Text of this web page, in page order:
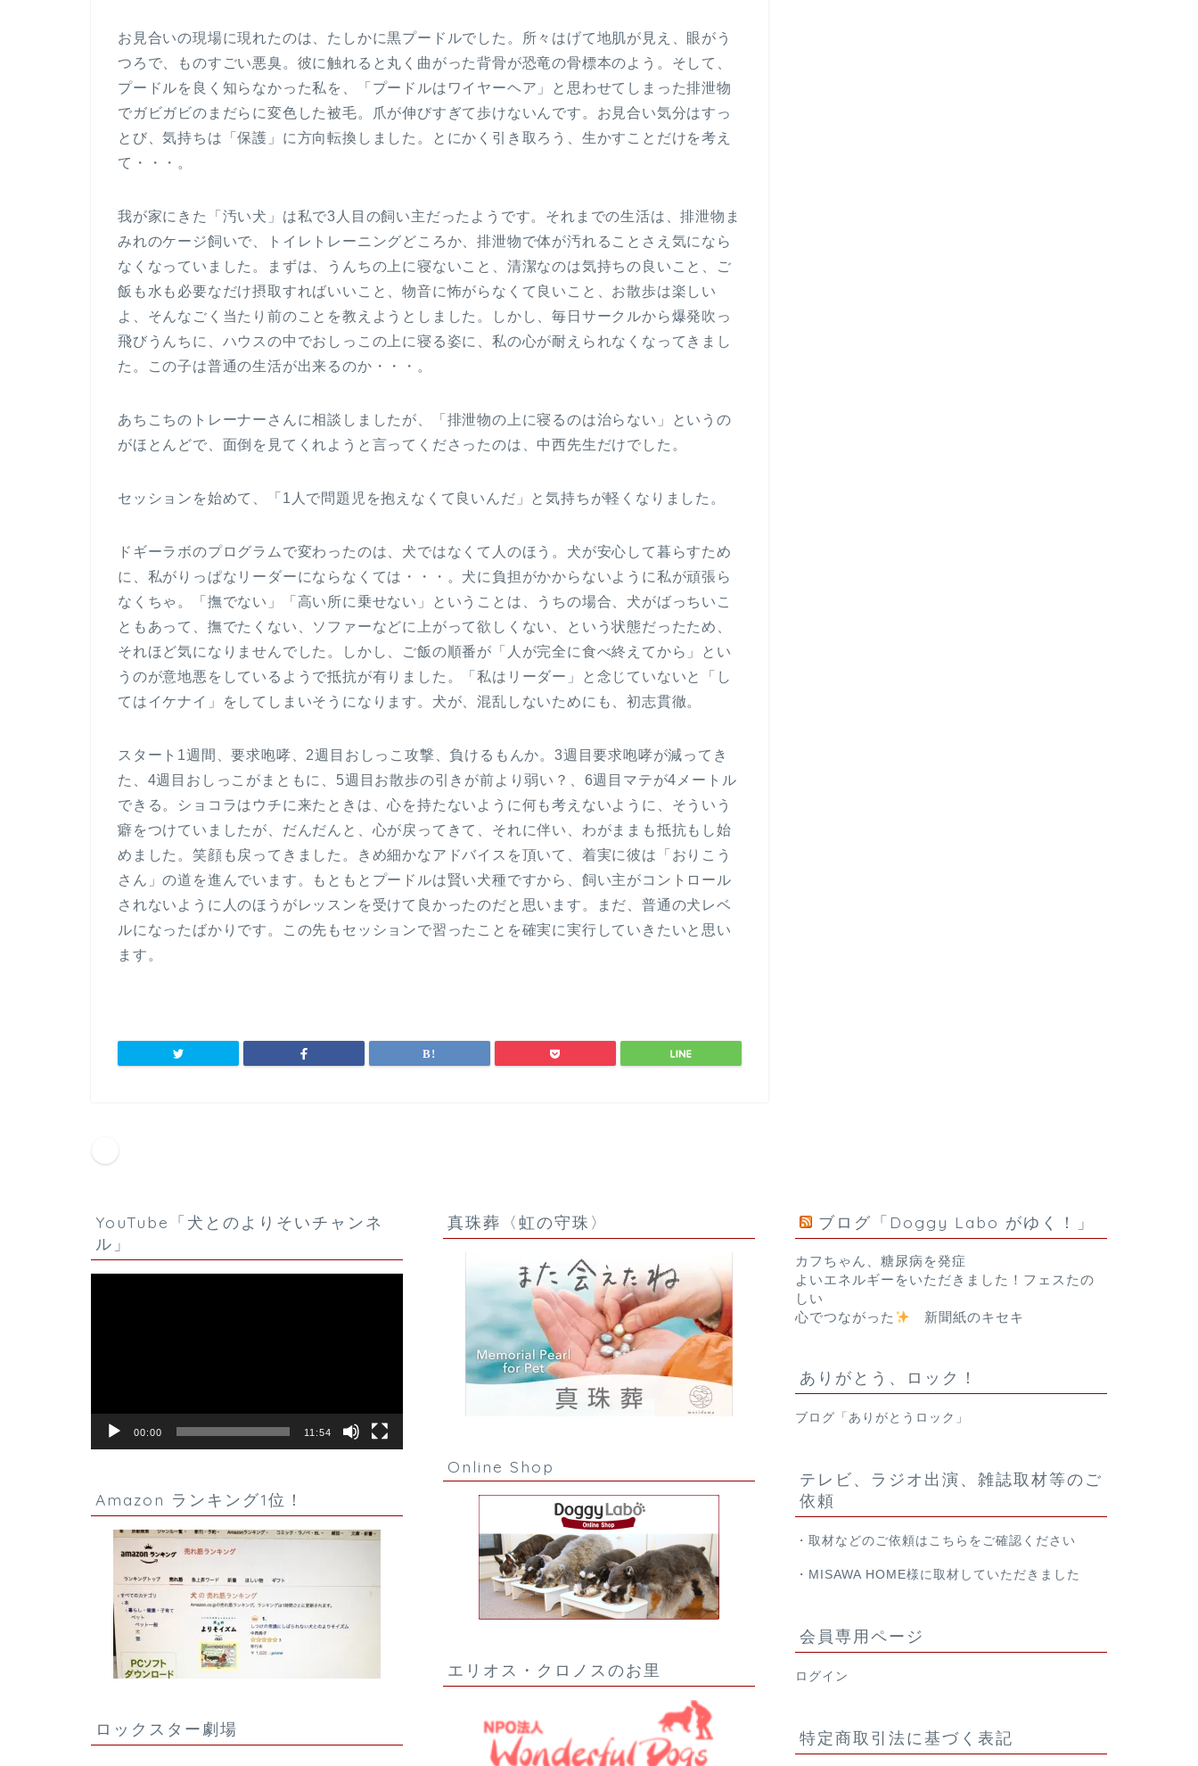
お見合いの現場に現れたのは、たしかに黒プードルでした。所々はげて地肌が見え、眼がう
つろで、ものすごい悪臭。彼に触れると丸く曲がった背骨が恐竜の骨標本のよう。そして、
プードルを良く知らなかった私を、「プードルはワイヤーヘア」と思わせてしまった排泄物
でガビガビのまだらに変色した被毛。爪が伸びすぎて歩けないんです。お見合い気分はすっ
とび、気持ちは「保護」に方向転換しました。とにかく引き取ろう、生かすことだけを考え
て・・・。
我が家にきた「汚い犬」は私で3人目の飼い主だったようです。それまでの生活は、排泄物ま
みれのケージ飼いで、トイレトレーニングどころか、排泄物で体が汚れることさえ気になら
なくなっていました。まずは、うんちの上に寝ないこと、清潔なのは気持ちの良いこと、ご
飯も水も必要なだけ摂取すればいいこと、物音に怖がらなくて良いこと、お散歩は楽しい
よ、そんなごく当たり前のことを教えようとしました。しかし、毎日サークルから爆発吹っ
飛びうんちに、ハウスの中でおしっこの上に寝る姿に、私の心が耐えられなくなってきまし
た。この子は普通の生活が出来るのか・・・。
あちこちのトレーナーさんに相談しましたが、「排泄物の上に寝るのは治らない」というの
がほとんどで、面倒を見てくれようと言ってくださったのは、中西先生だけでした。
セッションを始めて、「1人で問題児を抱えなくて良いんだ」と気持ちが軽くなりました。
ドギーラボのプログラムで変わったのは、犬ではなくて人のほう。犬が安心して暮らすため
に、私がりっぱなリーダーにならなくては・・・。犬に負担がかからないように私が頑張ら
なくちゃ。「撫でない」「高い所に乗せない」ということは、うちの場合、犬がばっちいこ
ともあって、撫でたくない、ソファーなどに上がって欲しくない、という状態だったため、
それほど気になりませんでした。しかし、ご飯の順番が「人が完全に食べ終えてから」とい
うのが意地悪をしているようで抵抗が有りました。「私はリーダー」と念じていないと「し
てはイケナイ」をしてしまいそうになります。犬が、混乱しないためにも、初志貫徹。
スタート1週間、要求咆哮、2週目おしっこ攻撃、負けるもんか。3週目要求咆哮が減ってき
た、4週目おしっこがまともに、5週目お散歩の引きが前より弱い？、6週目マテが4メートル
できる。ショコラはウチに来たときは、心を持たないように何も考えないように、そういう
癖をつけていましたが、だんだんと、心が戻ってきて、それに伴い、わがままも抵抗もし始
めました。笑顔も戻ってきました。きめ細かなアドバイスを頂いて、着実に彼は「おりこう
さん」の道を進んでいます。もともとプードルは賢い犬種ですから、飼い主がコントロール
されないように人のほうがレッスンを受けて良かったのだと思います。まだ、普通の犬レベ
ルになったばかりです。この先もセッションで習ったことを確実に実行していきたいと思い
ます。
YouTube「犬とのよりそいチャンネ
ル」
00:00 11:54
Amazon ランキング1位！
ロックスター劇場
真珠葬〈虹の守珠〉
Online Shop
エリオス・クロノスのお里
ブログ「Doggy Labo がゆく！」
カフちゃん、糖尿病を発症
よいエネルギーをいただきました！フェスたの
しい
心でつながった
新聞紙のキセキ
ありがとう、ロック！
ブログ「ありがとうロック」
テレビ、ラジオ出演、雑誌取材等のご
依頼
・取材などのご依頼は こちら をご確認ください
・ MISAWA HOME様 に取材していただきました
会員専用ページ
ログイン
特定商取引法に基づく表記